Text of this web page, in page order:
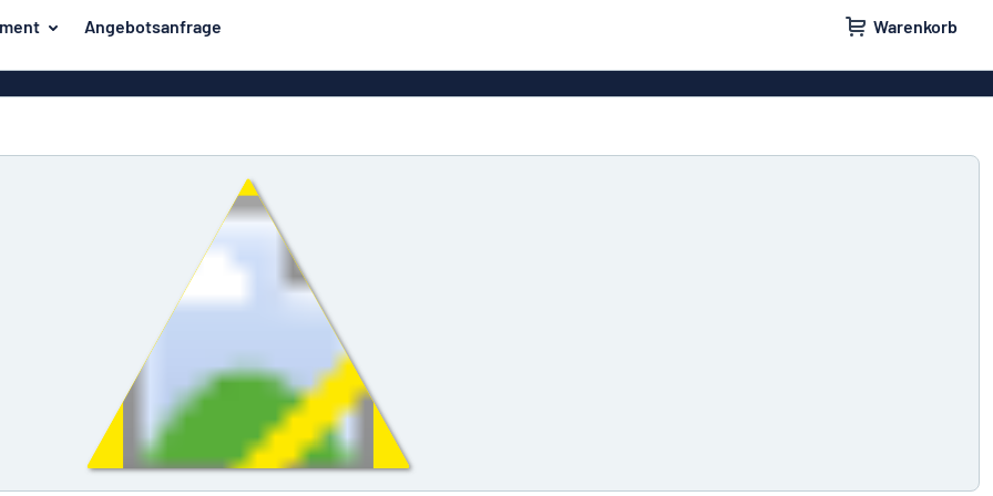
Angebotsanfrage Warenkorb
PVC-Schilder
Klebebuchstaben
Aluminiumschilder im
Eloxierte
Aluminiumschilder
Aluminiumverbund-
Schilder
Hausschilder Türschilder